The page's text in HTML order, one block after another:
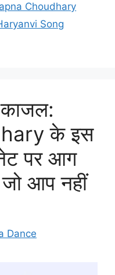
Choudhary
Song
काजल:
के इस
पर आग
आप नहीं
Dance